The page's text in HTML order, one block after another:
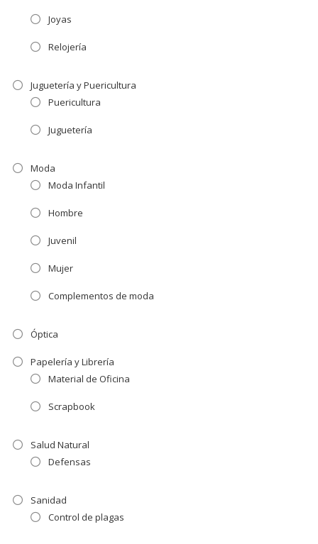
Joyas
Relojería
Juguetería y Puericultura
Puericultura
Juguetería
Moda
Moda Infantil
Hombre
Juvenil
Mujer
Complementos de moda
Óptica
Papelería y Librería
Material de Oficina
Scrapbook
Salud Natural
Defensas
Sanidad
Control de plagas